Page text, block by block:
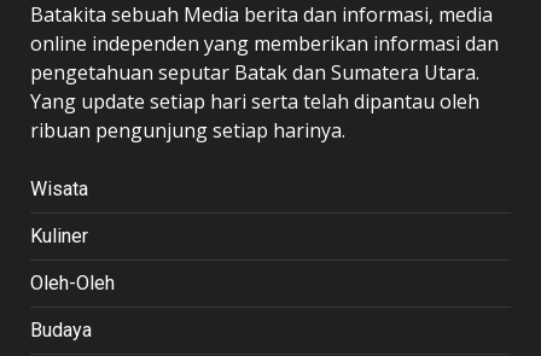
Batakita sebuah Media berita dan informasi, media
online independen yang memberikan informasi dan
pengetahuan seputar Batak dan Sumatera Utara.
Yang update setiap hari serta telah dipantau oleh
ribuan pengunjung setiap harinya.
Wisata
Kuliner
Oleh-Oleh
Budaya